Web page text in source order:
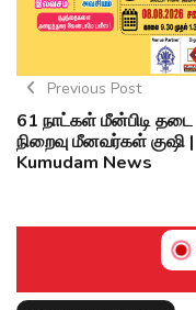
Previous Post
61 நாட்கள் மீன்பிடி தடை
நிறைவு மீனவர்கள் குஷி |
Kumudam News